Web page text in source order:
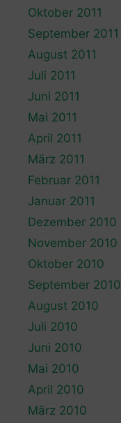
Oktober 2011
September 2011
August 2011
Juli 2011
Juni 2011
Mai 2011
April 2011
März 2011
Februar 2011
Januar 2011
Dezember 2010
November 2010
Oktober 2010
September 2010
August 2010
Juli 2010
Juni 2010
Mai 2010
April 2010
März 2010